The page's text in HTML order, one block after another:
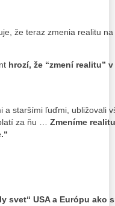
že teraz zmenia realitu
hrozí, že “zmení realitu”
a staršími ľuďmi, ubližovali
za ňu … Zmeníme
svet“ USA a Európu ako